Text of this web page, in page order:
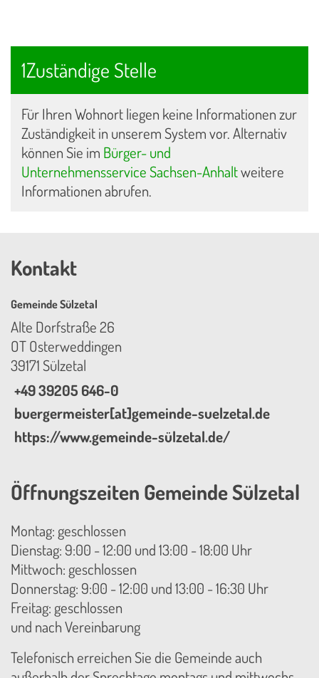
1Zuständige Stelle
Für Ihren Wohnort liegen keine Informationen zur
Zuständigkeit in unserem System vor. Alternativ
können Sie im Bürger- und
Unternehmensservice Sachsen-Anhaltweitere
Informationen abrufen.
Kontakt
Gemeinde Sülzetal
Alte Dorfstraße 26
OT Osterweddingen
39171 Sülzetal
+49 39205 646-0
buergermeister[at]gemeinde-suelzetal.de
https://www.gemeinde-sülzetal.de/
Öffnungszeiten Gemeinde Sülzetal
Montag: geschlossen
Dienstag: 9:00 - 12:00 und 13:00 - 18:00 Uhr
Mittwoch: geschlossen
Donnerstag: 9:00 - 12:00 und 13:00 - 16:30 Uhr
Freitag: geschlossen
und nach Vereinbarung
Telefonisch erreichen Sie die Gemeinde auch